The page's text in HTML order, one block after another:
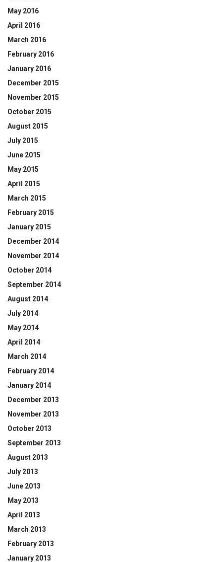
May 2016
April 2016
March 2016
February 2016
January 2016
December 2015
November 2015
October 2015
August 2015
July 2015
June 2015
May 2015
April 2015
March 2015
February 2015
January 2015
December 2014
November 2014
October 2014
September 2014
August 2014
July 2014
May 2014
April 2014
March 2014
February 2014
January 2014
December 2013
November 2013
October 2013
September 2013
August 2013
July 2013
June 2013
May 2013
April 2013
March 2013
February 2013
January 2013